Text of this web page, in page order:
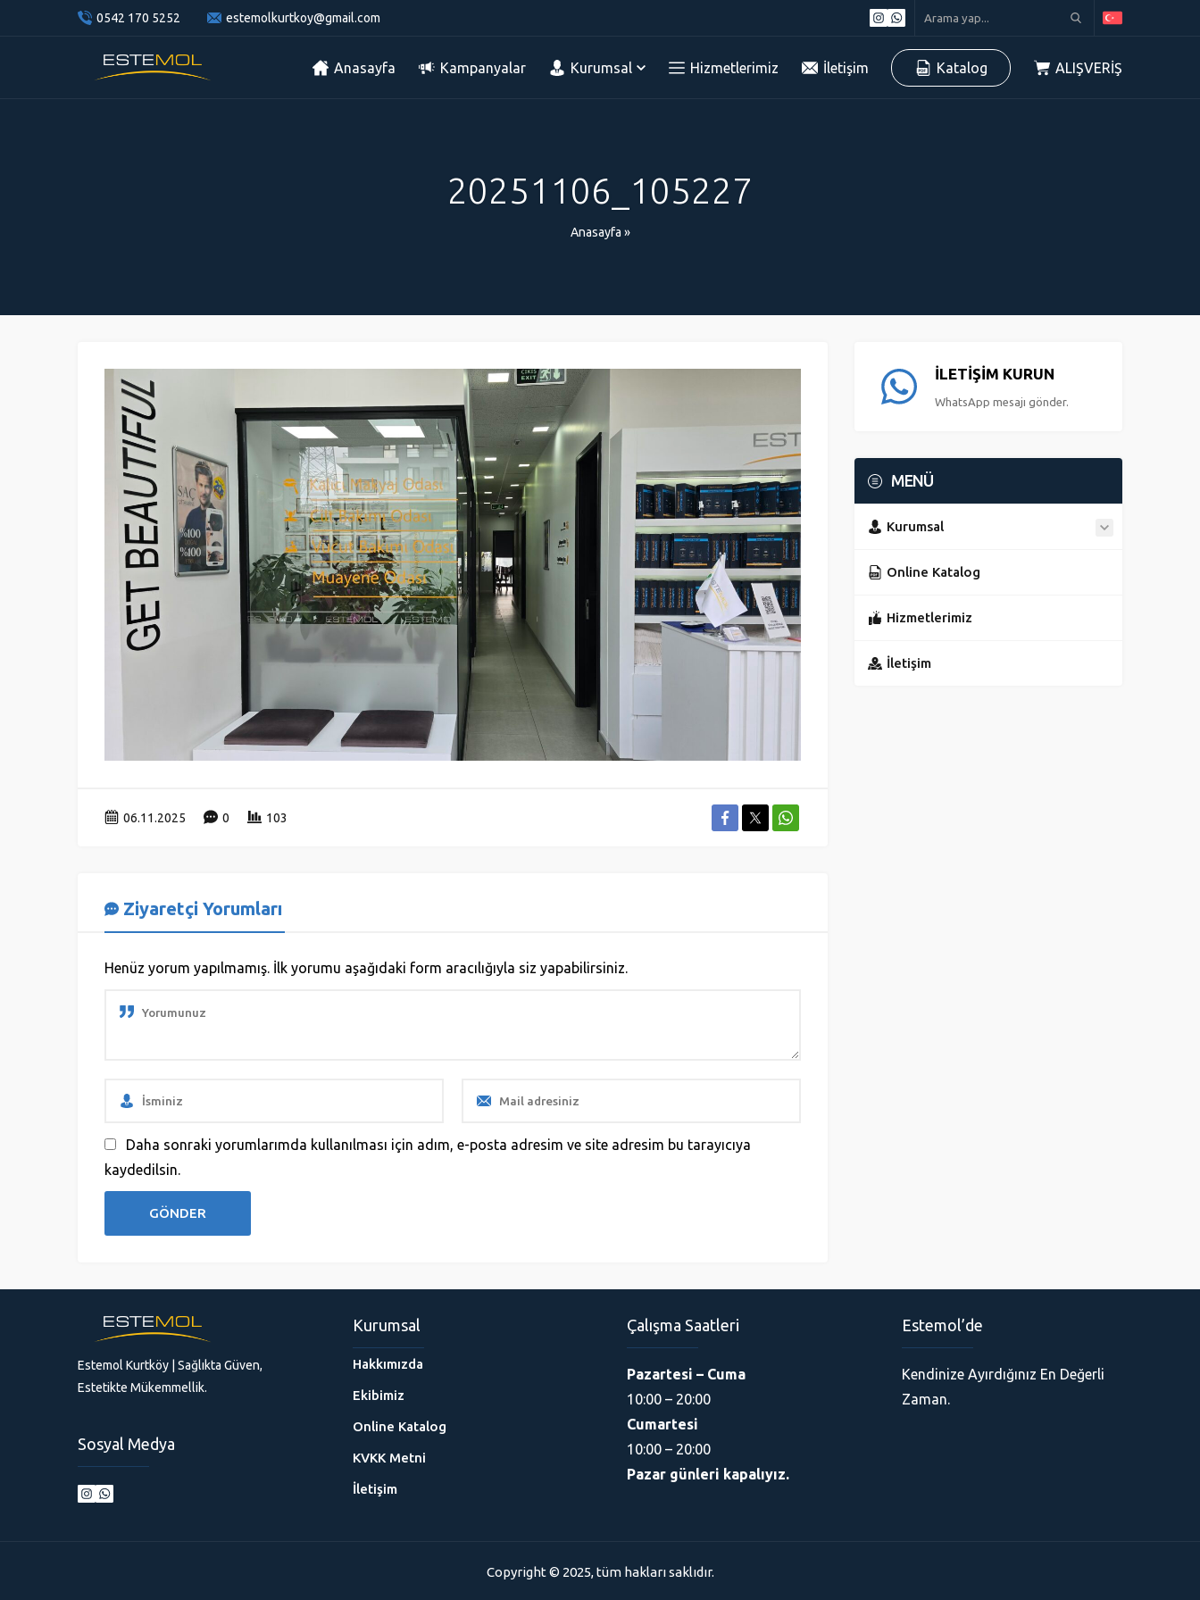
0542 170 5252 estemolkurtkoy@gmail.com
Anasayfa Kampanyalar Kurumsal Hizmetlerimiz İletişim Katalog ALIŞVERİŞ
20251106_105227
Anasayfa »
06.11.2025 0 103
Ziyaretçi Yorumları
Henüz yorum yapılmamış. İlk yorumu aşağıdaki form aracılığıyla siz yapabilirsiniz.
Daha sonraki yorumlarımda kullanılması için adım, e-posta adresim ve site adresim bu tarayıcıya
kaydedilsin.
İLETİŞİM KURUN
WhatsApp mesajı gönder.
MENÜ
Kurumsal
Online Katalog
Hizmetlerimiz
İletişim
Estemol Kurtköy | Sağlıkta Güven,
Estetikte Mükemmellik.
Sosyal Medya
Kurumsal
Hakkımızda
Ekibimiz
Online Katalog
KVKK Metni
İletişim
Çalışma Saatleri
Pazartesi – Cuma
10:00 – 20:00
Cumartesi
10:00 – 20:00
Pazar günleri kapalıyız.
Estemol’de
Kendinize Ayırdığınız En Değerli
Zaman.
Copyright © 2025, tüm hakları saklıdır.